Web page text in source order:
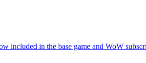
included in the base game and WoW